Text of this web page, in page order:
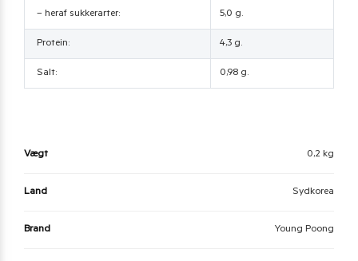
– heraf sukkerarter: 5,0 g.
Protein: 4,3 g.
Salt: 0,98 g.
Vægt 0,2 kg
Land Sydkorea
Brand Young Poong